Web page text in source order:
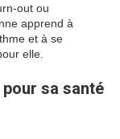
out ou
apprend à
et à se
elle.
sa santé